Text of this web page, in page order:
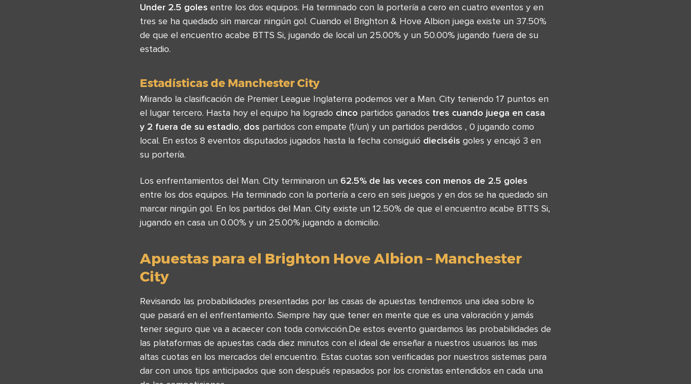
Under 2.5 goles entre los dos equipos. Ha terminado con la portería a cero en cuatro eventos y en
tres se ha quedado sin marcar ningún gol. Cuando el Brighton & Hove Albion juega existe un 37.50%
de que el encuentro acabe BTTS Si, jugando de local un 25.00% y un 50.00% jugando fuera de su
estadio.
Estadísticas de Manchester City
Mirando la clasificación de Premier League Inglaterra podemos ver a Man. City teniendo 17 puntos en
el lugar tercero. Hasta hoy el equipo ha logrado cinco partidos ganados tres cuando juega en casa
y 2 fuera de su estadio, dos partidos con empate (1/un) y un partidos perdidos , 0 jugando como
local. En estos 8 eventos disputados jugados hasta la fecha consiguió dieciséis goles y encajó 3 en
su portería.
Los enfrentamientos del Man. City terminaron un 62.5% de las veces con menos de 2.5 goles
entre los dos equipos. Ha terminado con la portería a cero en seis juegos y en dos se ha quedado sin
marcar ningún gol. En los partidos del Man. City existe un 12.50% de que el encuentro acabe BTTS Si,
jugando en casa un 0.00% y un 25.00% jugando a domicilio.
Apuestas para el Brighton Hove Albion – Manchester
City
Revisando las probabilidades presentadas por las casas de apuestas tendremos una idea sobre lo
que pasará en el enfrentamiento. Siempre hay que tener en mente que es una valoración y jamás
tener seguro que va a acaecer con toda convicción.De estos evento guardamos las probabilidades de
las plataformas de apuestas cada diez minutos con el ideal de enseñar a nuestros usuarios las mas
altas cuotas en los mercados del encuentro. Estas cuotas son verificadas por nuestros sistemas para
dar con unos tips anticipados que son después repasados por los cronistas entendidos en cada una